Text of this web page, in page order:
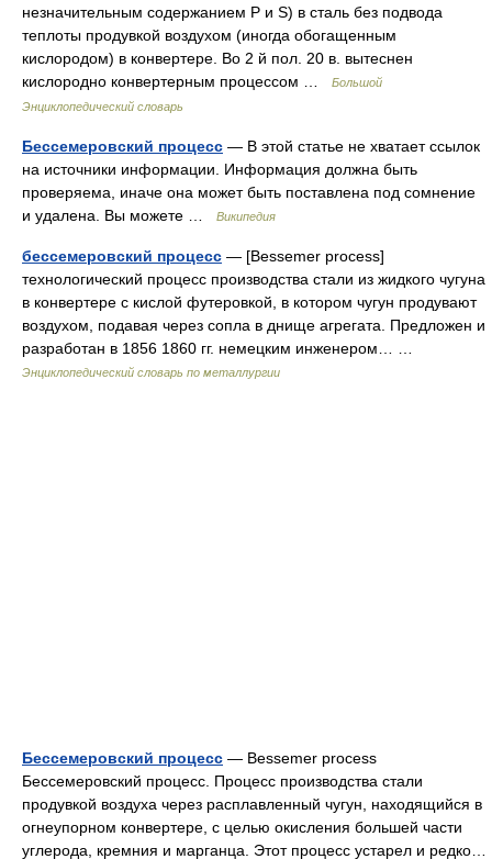
незначительным содержанием P и S) в сталь без подвода
теплоты продувкой воздухом (иногда обогащенным
кислородом) в конвертере. Во 2 й пол. 20 в. вытеснен
кислородно конвертерным процессом …
Большой
Энциклопедический словарь
Бессемеровский процесс — В этой статье не хватает ссылок
на источники информации. Информация должна быть
проверяема, иначе она может быть поставлена под сомнение
и удалена. Вы можете …
Википедия
бессемеровский процесс — [Bessemer process]
технологический процесс производства стали из жидкого чугуна
в конвертере с кислой футеровкой, в котором чугун продувают
воздухом, подавая через сопла в днище агрегата. Предложен и
разработан в 1856 1860 гг. немецким инженером… …
Энциклопедический словарь по металлургии
Бессемеровский процесс — Bessemer process
Бессемеровский процесс. Процесс производства стали
продувкой воздуха через расплавленный чугун, находящийся в
огнеупорном конвертере, с целью окисления большей части
углерода, кремния и марганца. Этот процесс устарел и редко…